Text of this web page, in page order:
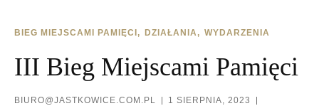
BIEG MIEJSCAMI PAMIĘCI DZIAŁANIA WYDARZENIA
III Bieg Miejscami Pamięci
BIURO@JASTKOWICE.COM.PL
1 SIERPNIA, 2023